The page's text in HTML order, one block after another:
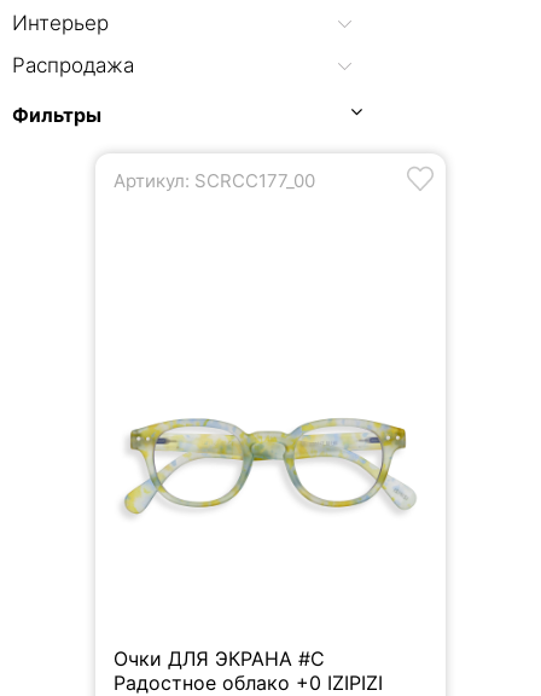
Интерьер
Распродажа
Фильтры
Артикул: SCRCC177_00
Очки ДЛЯ ЭКРАНА #C
Радостное облако +0 IZIPIZI